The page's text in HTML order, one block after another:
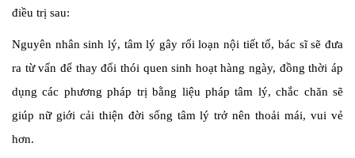
điều trị sau:
Nguyên nhân sinh lý, tâm lý gây rối loạn nội tiết tố, bác sĩ sẽ đưa
ra từ vấn để thay đổi thói quen sinh hoạt hàng ngày, đồng thời áp
dụng các phương pháp trị bằng liệu pháp tâm lý, chắc chăn sẽ
giúp nữ giới cải thiện đời sống tâm lý trở nên thoải mái, vui vẻ
hơn.